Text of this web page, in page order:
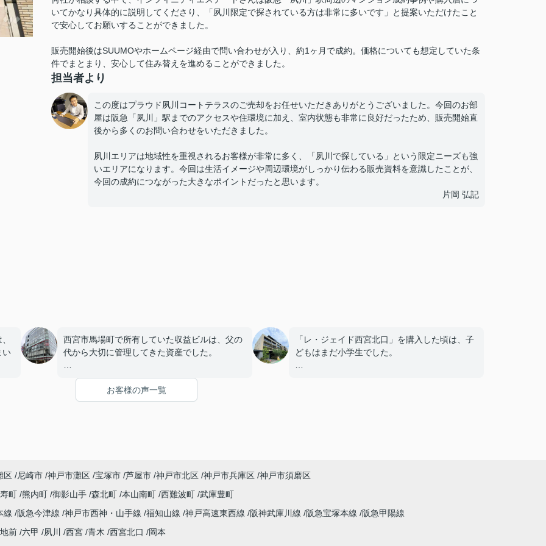
いてかなり具体的に説明してくださり、「夙川限定で探されている方は非常に多いです」と提案いただけたこと
で安心してお願いすることができました。
販売開始後はSUUMOやホームページ経由で問い合わせが入り、約1ヶ月で成約。価格についても想定していた条
件でまとまり、安心して住み替えを進めることができました。
担当者より
この度はプラウド夙川コートテラスのご売却をお任せいただきありがとうございました。今回のお部
屋は阪急「夙川」駅までのアクセスや住環境に加え、室内状態も非常に良好だったため、販売開始直
後から多くのお問い合わせをいただきました。
夙川エリアは地域性を重視されるお客様が非常に多く、「夙川で探している」という限定ニーズも強
いエリアになります。今回は生活イメージや周辺環境がしっかり伝わる販売資料を意識したことが、
今回の成約につながった大きなポイントだったと思います。
片岡 弘記
い
し
西宮市馬場町で所有していた収益ビルは、父の
代から大切に管理してきた資産でした。
店舗や事務所の入居者様にも恵まれ、長年安定
した賃貸経営を続けてきましたが、建物の修繕
や設備更新など、管理の負担が年々大きくなっ
もしれない。」
インフィニティエステートさんへ相談すると、
「レ・ジェイド西宮北口」を購入した頃は、子
どもはまだ小学生でした。
を選びたい。」
お客様の声一覧
区 尼崎市 神戸市灘区 宝塚市 芦屋市 神戸市北区 神戸市兵庫区 神戸市須磨区
寿町 熊内町 御影山手 森北町 本山南町 西難波町 武庫豊町
線
阪急今津線 神戸市西神・山手線 福知山線 神戸高速東西線 阪神武庫川線 阪急宝塚本線
阪急甲陽線
前 六甲 夙川 西宮 青木 西宮北口 岡本